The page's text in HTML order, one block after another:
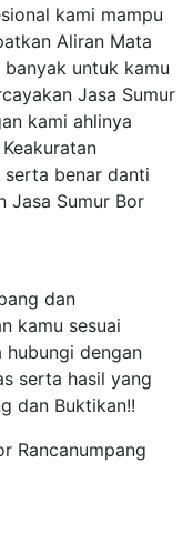
kami mampu
Aliran Mata
untuk kamu
Jasa Sumur
kami ahlinya
benar danti
Jasa Sumur Bor
dan
kamu sesuai
hubungi dengan
serta hasil yang
dan Buktikan!!
Rancanumpang